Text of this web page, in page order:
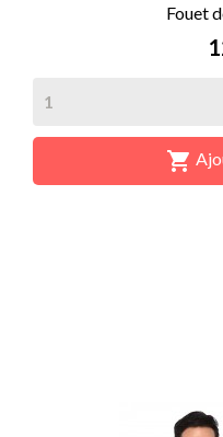
Fouet
